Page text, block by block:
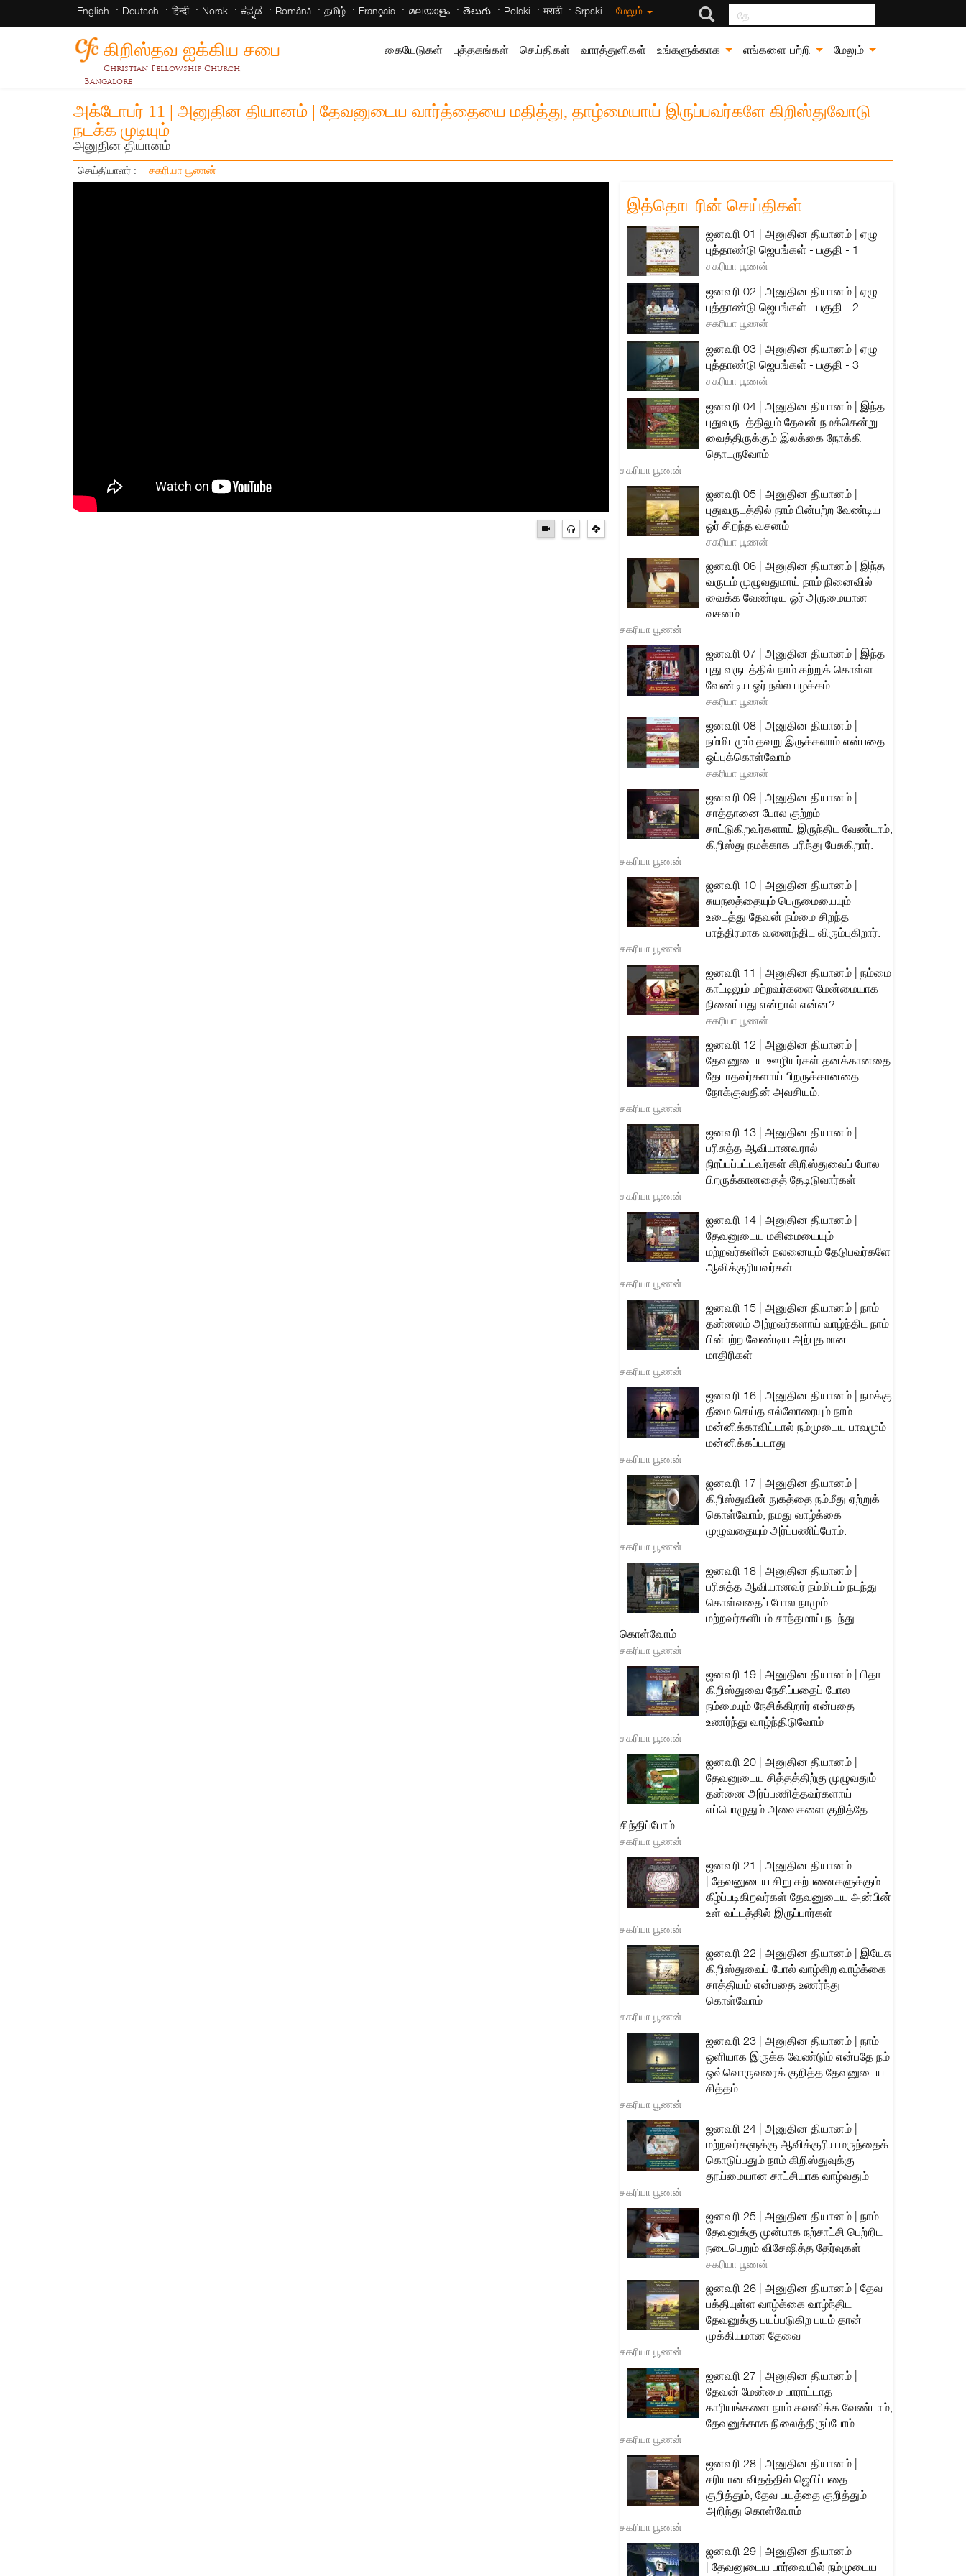
English Deutsch हिन्दी Norsk ಕನ್ನಡ Română தமிழ் Français മലയാളം తెలుగు Polski मराठी Srpski மேலும் தேட
கிறிஸ்தவ ஐக்கிய சபை
Christian Fellowship Church,
Bangalore
கையேடுகள் புத்தகங்கள் செய்திகள் வாரத்துளிகள் உங்களுக்காக எங்களை பற்றி மேலும்
அக்டோபர் 11 | அனுதின தியானம் | தேவனுடைய வார்த்தையை மதித்து, தாழ்மையாய் இருப்பவர்களே கிறிஸ்துவோடு
நடக்க முடியும்
அனுதின தியானம்
செய்தியாளர் : சகரியா பூணன்
இத்தொடரின் செய்திகள்
ஜனவரி 01 | அனுதின தியானம் | ஏழு
புத்தாண்டு ஜெபங்கள் - பகுதி - 1
சகரியா பூணன்
ஜனவரி 02 | அனுதின தியானம் | ஏழு
புத்தாண்டு ஜெபங்கள் - பகுதி - 2
சகரியா பூணன்
ஜனவரி 03 | அனுதின தியானம் | ஏழு
புத்தாண்டு ஜெபங்கள் - பகுதி - 3
சகரியா பூணன்
ஜனவரி 04 | அனுதின தியானம் | இந்த
புதுவருடத்திலும் தேவன் நமக்கென்று
வைத்திருக்கும் இலக்கை நோக்கி
தொடருவோம்
சகரியா பூணன்
ஜனவரி 05 | அனுதின தியானம் |
புதுவருடத்தில் நாம் பின்பற்ற வேண்டிய
ஓர் சிறந்த வசனம்
சகரியா பூணன்
ஜனவரி 06 | அனுதின தியானம் | இந்த
வருடம் முழுவதுமாய் நாம் நினைவில்
வைக்க வேண்டிய ஓர் அருமையான
வசனம்
சகரியா பூணன்
ஜனவரி 07 | அனுதின தியானம் | இந்த
புது வருடத்தில் நாம் கற்றுக் கொள்ள
வேண்டிய ஓர் நல்ல பழக்கம்
சகரியா பூணன்
ஜனவரி 08 | அனுதின தியானம் |
நம்மிடமும் தவறு இருக்கலாம் என்பதை
ஒப்புக்கொள்வோம்
சகரியா பூணன்
ஜனவரி 09 | அனுதின தியானம் |
சாத்தானை போல குற்றம்
சாட்டுகிறவர்களாய் இருந்திட வேண்டாம்,
கிறிஸ்து நமக்காக பரிந்து பேசுகிறார்.
சகரியா பூணன்
ஜனவரி 10 | அனுதின தியானம் |
சுயநலத்தையும் பெருமையையும்
உடைத்து தேவன் நம்மை சிறந்த
பாத்திரமாக வனைந்திட விரும்புகிறார்.
சகரியா பூணன்
ஜனவரி 11 | அனுதின தியானம் | நம்மை
காட்டிலும் மற்றவர்களை மேன்மையாக
நினைப்பது என்றால் என்ன?
சகரியா பூணன்
ஜனவரி 12 | அனுதின தியானம் |
தேவனுடைய ஊழியர்கள் தனக்கானதை
தேடாதவர்களாய் பிறருக்கானதை
நோக்குவதின் அவசியம்.
சகரியா பூணன்
ஜனவரி 13 | அனுதின தியானம் |
பரிசுத்த ஆவியானவரால்
நிரப்பப்பட்டவர்கள் கிறிஸ்துவைப் போல
பிறருக்கானதைத் தேடிடுவார்கள்
சகரியா பூணன்
ஜனவரி 14 | அனுதின தியானம் |
தேவனுடைய மகிமையையும்
மற்றவர்களின் நலனையும் தேடுபவர்களே
ஆவிக்குரியவர்கள்
சகரியா பூணன்
ஜனவரி 15 | அனுதின தியானம் | நாம்
தன்னலம் அற்றவர்களாய் வாழ்ந்திட நாம்
பின்பற்ற வேண்டிய அற்புதமான
மாதிரிகள்
சகரியா பூணன்
ஜனவரி 16 | அனுதின தியானம் | நமக்கு
தீமை செய்த எல்லோரையும் நாம்
மன்னிக்காவிட்டால் நம்முடைய பாவமும்
மன்னிக்கப்படாது
சகரியா பூணன்
ஜனவரி 17 | அனுதின தியானம் |
கிறிஸ்துவின் நுகத்தை நம்மீது ஏற்றுக்
கொள்வோம், நமது வாழ்க்கை
முழுவதையும் அர்ப்பணிப்போம்.
சகரியா பூணன்
ஜனவரி 18 | அனுதின தியானம் |
பரிசுத்த ஆவியானவர் நம்மிடம் நடந்து
கொள்வதைப் போல நாமும்
மற்றவர்களிடம் சாந்தமாய் நடந்து
கொள்வோம்
சகரியா பூணன்
ஜனவரி 19 | அனுதின தியானம் | பிதா
கிறிஸ்துவை நேசிப்பதைப் போல
நம்மையும் நேசிக்கிறார் என்பதை
உணர்ந்து வாழ்ந்திடுவோம்
சகரியா பூணன்
ஜனவரி 20 | அனுதின தியானம் |
தேவனுடைய சித்தத்திற்கு முழுவதும்
தன்னை அர்ப்பணித்தவர்களாய்
எப்பொழுதும் அவைகளை குறித்தே
சிந்திப்போம்
சகரியா பூணன்
ஜனவரி 21 | அனுதின தியானம்
| தேவனுடைய சிறு கற்பனைகளுக்கும்
கீழ்ப்படிகிறவர்கள் தேவனுடைய அன்பின்
உள் வட்டத்தில் இருப்பார்கள்
சகரியா பூணன்
ஜனவரி 22 | அனுதின தியானம் | இயேசு
கிறிஸ்துவைப் போல் வாழ்கிற வாழ்க்கை
சாத்தியம் என்பதை உணர்ந்து
கொள்வோம்
சகரியா பூணன்
ஜனவரி 23 | அனுதின தியானம் | நாம்
ஒளியாக இருக்க வேண்டும் என்பதே நம்
ஒவ்வொருவரைக் குறித்த தேவனுடைய
சித்தம்
சகரியா பூணன்
ஜனவரி 24 | அனுதின தியானம் |
மற்றவர்களுக்கு ஆவிக்குரிய மருந்தைக்
கொடுப்பதும் நாம் கிறிஸ்துவுக்கு
தூய்மையான சாட்சியாக வாழ்வதும்
சகரியா பூணன்
ஜனவரி 25 | அனுதின தியானம் | நாம்
தேவனுக்கு முன்பாக நற்சாட்சி பெற்றிட
நடைபெறும் விசேஷித்த தேர்வுகள்
சகரியா பூணன்
ஜனவரி 26 | அனுதின தியானம் | தேவ
பக்தியுள்ள வாழ்க்கை வாழ்ந்திட
தேவனுக்கு பயப்படுகிற பயம் தான்
முக்கியமான தேவை
சகரியா பூணன்
ஜனவரி 27 | அனுதின தியானம் |
தேவன் மேன்மை பாராட்டாத
காரியங்களை நாம் கவனிக்க வேண்டாம்,
தேவனுக்காக நிலைத்திருப்போம்
சகரியா பூணன்
ஜனவரி 28 | அனுதின தியானம் |
சரியான விதத்தில் ஜெபிப்பதை
குறித்தும், தேவ பயத்தை குறித்தும்
அறிந்து கொள்வோம்
சகரியா பூணன்
ஜனவரி 29 | அனுதின தியானம்
| தேவனுடைய பார்வையில் நம்முடைய